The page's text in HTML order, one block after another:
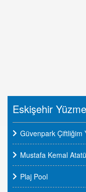
Eskişehir
Güvenpark Çiftliğim
Mustafa Kemal
Plaj Pool